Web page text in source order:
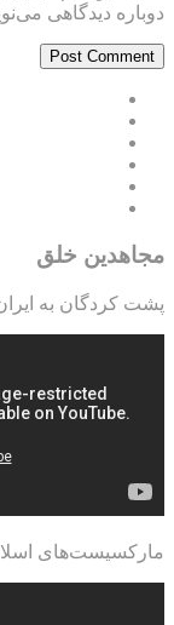
دوباره دیدگاهی
مجاهدین خلق
پشت کردگان به
مارکسیست‌های